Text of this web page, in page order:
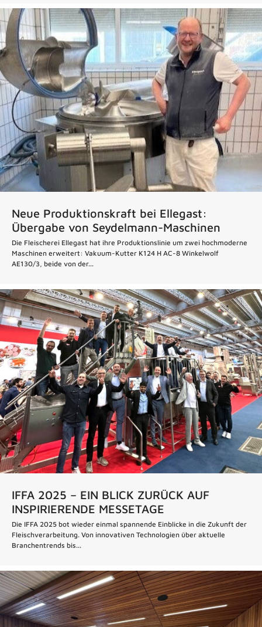
Neue Produktionskraft bei Ellegast:
Übergabe von Seydelmann-Maschinen
Die Fleischerei Ellegast hat ihre Produktionslinie um zwei hochmoderne
Maschinen erweitert: Vakuum-Kutter K124 H AC-8 Winkelwolf
AE130/3, beide von der...
IFFA 2025 – EIN BLICK ZURÜCK AUF
INSPIRIERENDE MESSETAGE
Die IFFA 2025 bot wieder einmal spannende Einblicke in die Zukunft der
Fleischverarbeitung. Von innovativen Technologien über aktuelle
Branchentrends bis...